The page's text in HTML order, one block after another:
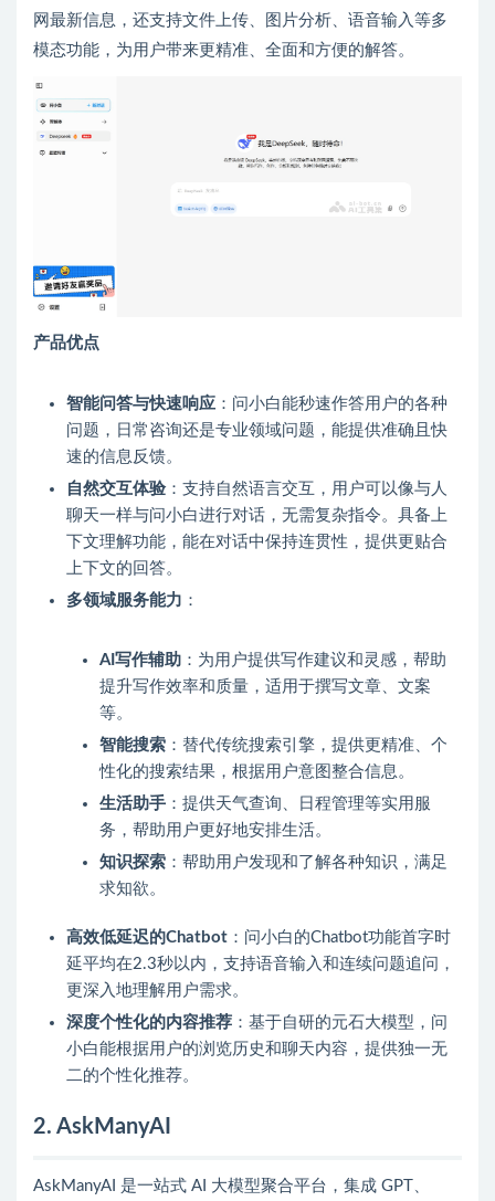
网最新信息，还支持文件上传、图片分析、语音输入等多
模态功能，为用户带来更精准、全面和方便的解答。
产品优点
智能问答与快速响应 ：问小白能秒速作答用户的各种
问题，日常咨询还是专业领域问题，能提供准确且快
速的信息反馈。
自然交互体验：支持自然语言交互，用户可以像与人
聊天一样与问小白进行对话，无需复杂指令。具备上
下文理解功能，能在对话中保持连贯性，提供更贴合
上下文的回答。
多领域服务能力 ：
AI写作辅助 ：为用户提供写作建议和灵感，帮助
提升写作效率和质量，适用于撰写文章、文案
等。
智能搜索 ：替代传统搜索引擎，提供更精准、个
性化的搜索结果，根据用户意图整合信息。
生活助手 ：提供天气查询、日程管理等实用服
务，帮助用户更好地安排生活。
知识探索 ：帮助用户发现和了解各种知识，满足
求知欲。
高效低延迟的Chatbot ：问小白的Chatbot功能首字时
延平均在2.3秒以内，支持语音输入和连续问题追问，
更深入地理解用户需求。
深度个性化的内容推荐 ：基于自研的元石大模型，问
小白能根据用户的浏览历史和聊天内容，提供独一无
二的个性化推荐。
2. AskManyAI
AskManyAI 是一站式 AI 大模型聚合平台，集成 GPT、